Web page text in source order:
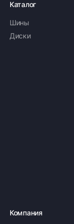
Каталог
Шины
Диски
Компания